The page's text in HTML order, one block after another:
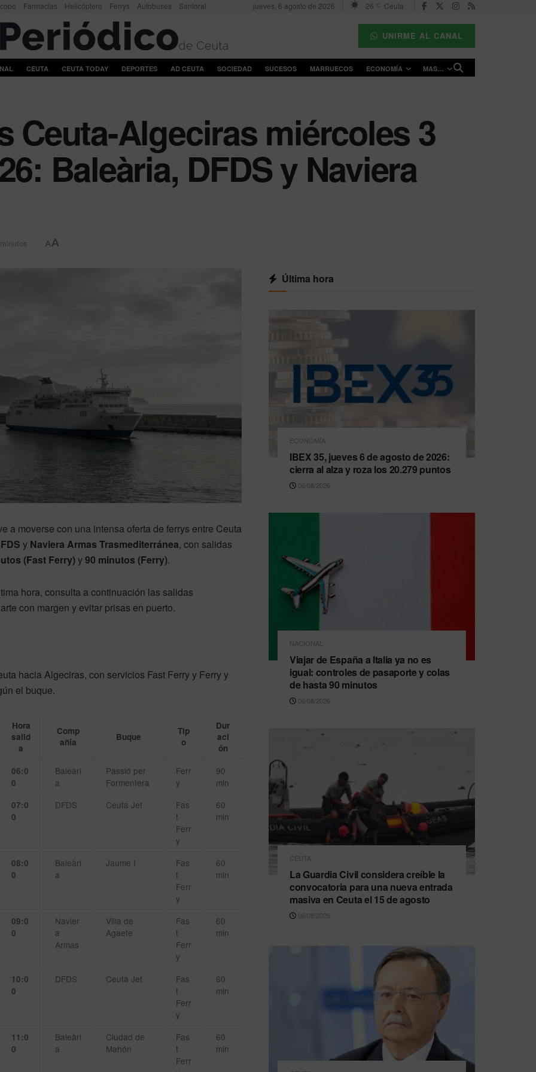
Farmacias Helicóptero Ferrys Autobuses Santoral jueves, 6 agosto de 2026 26 °C Ceuta
UNIRME AL CANAL
CEUTA CEUTA TODAY DEPORTES AD CEUTA SOCIEDAD SUCESOS MARRUECOS ECONOMÍA MAS…
Ceuta-Algeciras miércoles 3
Baleària, DFDS y Naviera
AA
a moverse con una intensa oferta de ferrys entre Ceuta
y Naviera Armas Trasmediterránea, con salidas
(Fast Ferry)y90 minutos (Ferry).
hora, consulta a continuación las salidas
con margen y evitar prisas en puerto.
hacia Algeciras, con servicios Fast Ferry y Ferry y
el buque.
Hora
salid
a
Comp
añía
Buque
Tip
o
Dur
aci
ón
06:0
0
Baleàri
a
Passió per
Formentera
Ferr
y
90
min
07:0
0
DFDS Ceuta Jet
Fas
t
Ferr
y
60
min
08:0
0
Baleàri
a
Jaume I
Fas
t
Ferr
y
60
min
09:0
0
Navier
a
Armas
Villa de
Agaete
Fas
t
Ferr
y
60
min
10:0
0
DFDS Ceuta Jet
Fas
t
Ferr
y
60
min
11:0
0
Baleàri
a
Ciudad de
Mahón
Fas
t
Ferr
60
min
Última hora
ECONOMÍA
IBEX 35, jueves 6 de agosto de 2026:
cierra al alza y roza los 20.279 puntos
06/08/2026
NACIONAL
Viajar de España a Italia ya no es
igual: controles de pasaporte y colas
de hasta 90 minutos
06/08/2026
CEUTA
La Guardia Civil considera creíble la
convocatoria para una nueva entrada
masiva en Ceuta el 15 de agosto
06/08/2026